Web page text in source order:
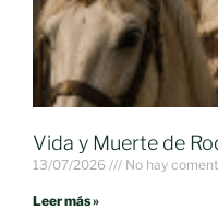
Vida y Muerte de
13/07/2026 No hay
Leer más »